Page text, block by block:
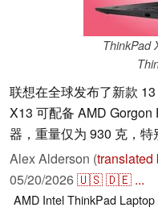
ThinkPad
联想在全球发布了新款
X13 可配备 AMD
器，重量仅为 930 克，特
Alex Alderson (translated
05/20/2026🇺🇸🇩🇪 ...
AMD IntelThinkPad